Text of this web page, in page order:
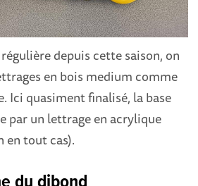
depuis cette saison, on
en bois medium comme
Ici quasiment finalisé, la base
par un lettrage en acrylique
tout cas).